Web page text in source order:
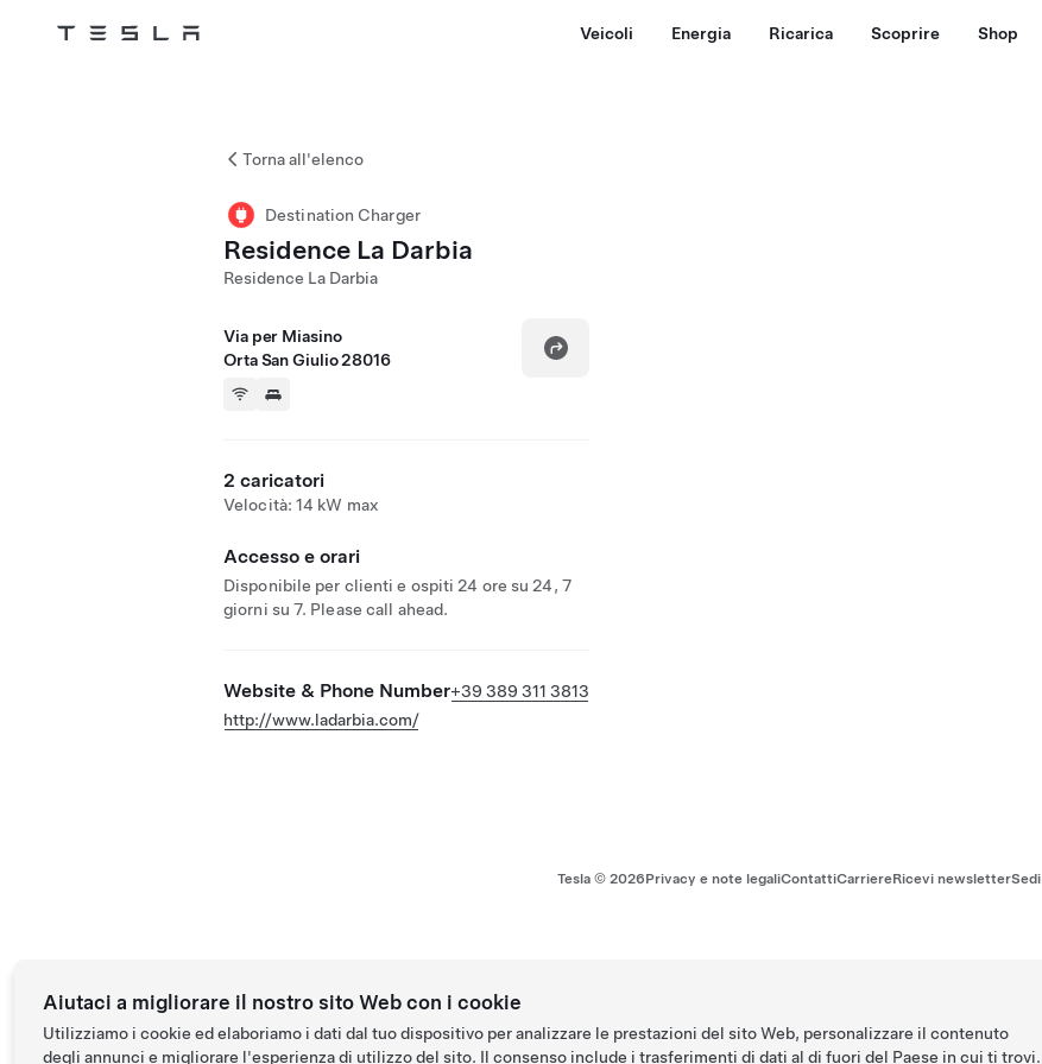
Tesla Veicoli Energia Ricarica Scoprire Shop
Torna all'elenco
Destination Charger
Residence La Darbia
Residence La Darbia
Via per Miasino
Orta San Giulio 28016
2 caricatori
Velocità: 14 kW max
Accesso e orari
Disponibile per clienti e ospiti 24 ore su 24, 7
giorni su 7. Please call ahead.
Website & Phone Number+39 389 311 3813
http://www.ladarbia.com/
Tesla © 2026Privacy e note legaliContattiCarriereRicevi newsletterSedi
Aiutaci a migliorare il nostro sito Web con i cookie
Utilizziamo i cookie ed elaboriamo i dati dal tuo dispositivo per analizzare le prestazioni del sito Web, personalizzare il contenuto
degli annunci e migliorare l'esperienza di utilizzo del sito. Il consenso include i trasferimenti di dati al di fuori del Paese in cui ti trovi.